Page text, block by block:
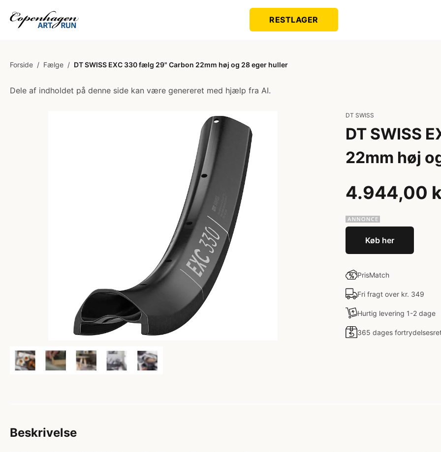
RESTLAGER
Forside / Fælge / DT SWISS EXC 330 fælg 29" Carbon 22mm høj og 28 eger huller
Dele af indholdet på denne side kan være genereret med hjælp fra AI.
DT SWISS
DT SWISS
22mm høj
4.944,00
Køb her
PrisMatch
Fri fragt over kr. 349
Hurtig levering 1-2 dage
365 dages
Beskrivelse